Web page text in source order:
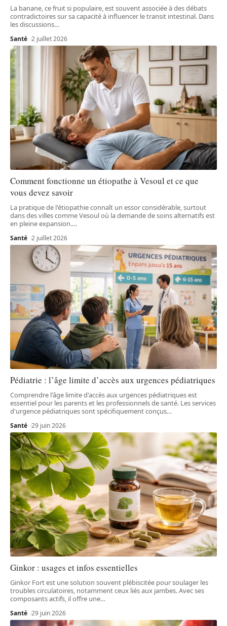
La banane, ce fruit si populaire, est souvent associée à des débats
contradictoires sur sa capacité à influencer le transit intestinal. Dans
les discussions…
Santé 2 juillet 2026
Comment fonctionne un étiopathe à Vesoul et ce que
vous devez savoir
La pratique de l'étiopathie connaît un essor considérable, surtout
dans des villes comme Vesoul où la demande de soins alternatifs est
en pleine expansion.…
Santé 2 juillet 2026
Pédiatrie : l’âge limite d’accès aux urgences pédiatriques
Comprendre l'âge limite d'accès aux urgences pédiatriques est
essentiel pour les parents et les professionnels de santé. Les services
d'urgence pédiatriques sont spécifiquement conçus…
Santé 29 juin 2026
Ginkor : usages et infos essentielles
Ginkor Fort est une solution souvent plébiscitée pour soulager les
troubles circulatoires, notamment ceux liés aux jambes. Avec ses
composants actifs, il offre une…
Santé 29 juin 2026